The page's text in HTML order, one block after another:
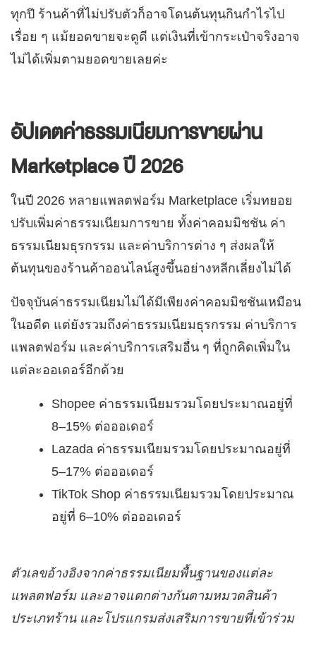
ทุกปี ร้านค้าที่ไม่ปรับตัวก็อาจโดนต้นทุนกินกำไรไป
เรื่อย ๆ แม้ยอดขายจะดูดี แต่เงินที่เข้ากระเป๋าจริงอาจ
ไม่ได้เพิ่มตามยอดขายเลยค่ะ
อัปเดตค่าธรรมเนียมการขายผ่าน
Marketplace ปี 2026
ในปี 2026 หลายแพลตฟอร์ม Marketplace เริ่มทยอย
ปรับเพิ่มค่าธรรมเนียมการขาย ทั้งค่าคอมมิชชัน ค่า
ธรรมเนียมธุรกรรม และค่าบริการต่าง ๆ ส่งผลให้
ต้นทุนของร้านค้าออนไลน์สูงขึ้นอย่างหลีกเลี่ยงไม่ได้
ปัจจุบันค่าธรรมเนียมไม่ได้มีเพียงค่าคอมมิชชันเหมือน
ในอดีต แต่ยังรวมถึงค่าธรรมเนียมธุรกรรม ค่าบริการ
แพลตฟอร์ม และค่าบริการเสริมอื่น ๆ ที่ถูกคิดเพิ่มใน
แต่ละออเดอร์อีกด้วย
Shopee ค่าธรรมเนียมรวมโดยประมาณอยู่ที่
8–15% ต่อออเดอร์
Lazada ค่าธรรมเนียมรวมโดยประมาณอยู่ที่
5–17% ต่อออเดอร์
TikTok Shop ค่าธรรมเนียมรวมโดยประมาณ
อยู่ที่ 6–10% ต่อออเดอร์
ตัวเลขอ้างอิงจากค่าธรรมเนียมพื้นฐานของแต่ละ
แพลตฟอร์ม และอาจแตกต่างกันตามหมวดสินค้า
ประเภทร้าน และโปรแกรมส่งเสริมการขายที่เข้าร่วม